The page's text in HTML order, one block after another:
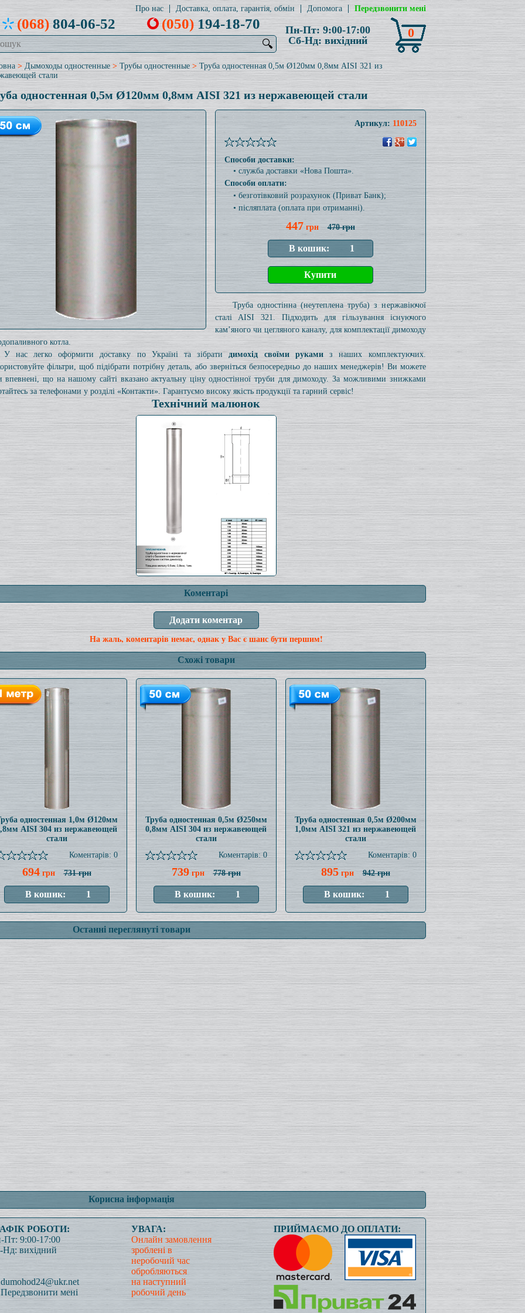
Про нас Доставка, оплата, гарантія, обмін Допомога Передзвонити мені
(068)804-06-52 (050)194-18-70
🔍
Пн-Пт: 9:00-17:00
Сб-Нд: вихідний
0
> Дымоходы одностенные> Трубы одностенные> Труба одностенная 0,5м Ø120мм 0,8мм AISI 321 из
стали
одностенная 0,5м Ø120мм 0,8мм AISI 321 из нержавеющей стали
Артикул:110125
Способи доставки:
• служба доставки «Нова Пошта».
Способи оплати:
• безготівковий розрахунок (Приват Банк);
• післяплата (оплата при отриманні).
447 грн 470 грн
Труба одностінна (неутеплена труба) з нержавіючої
сталі AISI 321. Підходить для гільзування існуючого
кам’яного чи цегляного каналу, для комплектації димоходу
котла.
У нас легко оформити доставку по Україні та зібратидимохід своїми рукамиз наших комплектуючих.
фільтри, щоб підібрати потрібну деталь, або зверніться безпосередньо до наших менеджерів! Ви можете
впевнені, що на нашому сайті вказано актуальну ціну одностінної труби для димоходу. За можливими знижками
за телефонами у розділі «Контакти». Гарантуємо високу якість продукції та гарний сервіс!
Технічний малюнок
Коментарі
На жаль, коментарів немає, однак у Вас є шанс бути першим!
Схожі товари
одностенная 1,0м Ø120мм
AISI 304 из нержавеющей
стали
Коментарів: 0
694грн 731 грн
Труба одностенная 0,5м Ø250мм
0,8мм AISI 304 из нержавеющей
стали
Коментарів: 0
739грн 778 грн
Труба одностенная 0,5м Ø200мм
1,0мм AISI 321 из нержавеющей
стали
Коментарів: 0
895грн 942 грн
Останні переглянуті товари
Корисна інформація
РОБОТИ:
9:00-17:00
вихідний
мені
УВАГА:
Онлайн замовлення
зроблені в
неробочий час
обробляються
на наступний
робочий день
ПРИЙМАЄМО ДО ОПЛАТИ: